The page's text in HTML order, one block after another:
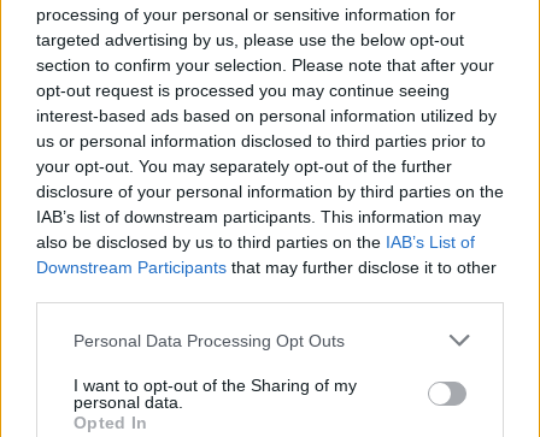
processing of your personal or sensitive information for
targeted advertising by us, please use the below opt-out
section to confirm your selection. Please note that after your
opt-out request is processed you may continue seeing
interest-based ads based on personal information utilized by
us or personal information disclosed to third parties prior to
your opt-out. You may separately opt-out of the further
disclosure of your personal information by third parties on the
IAB’s list of downstream participants. This information may
also be disclosed by us to third parties on the IAB’s List of
Downstream Participants that may further disclose it to other
Personal Data Processing Opt Outs
I want to opt-out of the Sharing of my
personal data.
Opted In
χυμούς με νερό ή τσάι χωρίς ζάχαρη.
Περισσότερη κίνηση: Στόχευσε σε 8.000 – 10.000 βήματα την
ημέρα και να σηκώνεσαι από την καρέκλα κάθε ώρα.
Λιγότερο αλάτι και ζάχαρη: Περιόρισε τα υπερ-επεξεργασμένα
τρόφιμα, τα πατατάκια και το fast-food. Δώσε προτεραιότητα
σε λαχανικά, φρούτα και προϊόντα ολικής άλεσης και πρόσθεσε
πρωτεΐνη στη διατροφή σου (αυγά, ψάρι, όσπρια).
Μασάζ: Πέντε λεπτά πριν το ντους, κάνε μασάζ από τους
αστραγάλους προς τα πάνω και μετά το ντους με λάδι για
καλύτερη ολίσθηση.
Άγχος και ύπνος: Προσπάθησε να κοιμάσαι 7-8 ώρες και να
σύντομος περίπατος ή λίγα λεπτά καθοδηγούμενης αναπνοής
βοηθούν περισσότερο από όσο νομίζεις.